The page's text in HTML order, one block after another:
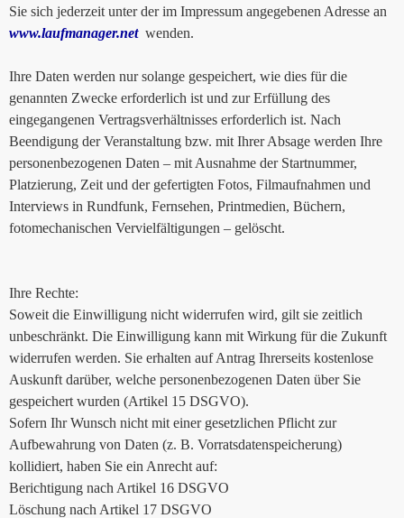
Sie sich jederzeit unter der im Impressum angegebenen Adresse an
www.laufmanager.netwenden.
Ihre Daten werden nur solange gespeichert, wie dies für die
genannten Zwecke erforderlich ist und zur Erfüllung des
eingegangenen Vertragsverhältnisses erforderlich ist. Nach
Beendigung der Veranstaltung bzw. mit Ihrer Absage werden Ihre
personenbezogenen Daten – mit Ausnahme der Startnummer,
Platzierung, Zeit und der gefertigten Fotos, Filmaufnahmen und
Interviews in Rundfunk, Fernsehen, Printmedien, Büchern,
fotomechanischen Vervielfältigungen – gelöscht.
Ihre Rechte:
Soweit die Einwilligung nicht widerrufen wird, gilt sie zeitlich
unbeschränkt. Die Einwilligung kann mit Wirkung für die Zukunft
widerrufen werden. Sie erhalten auf Antrag Ihrerseits kostenlose
Auskunft darüber, welche personenbezogenen Daten über Sie
gespeichert wurden (Artikel 15 DSGVO).
Sofern Ihr Wunsch nicht mit einer gesetzlichen Pflicht zur
Aufbewahrung von Daten (z. B. Vorratsdatenspeicherung)
kollidiert, haben Sie ein Anrecht auf:
Berichtigung nach Artikel 16 DSGVO
Löschung nach Artikel 17 DSGVO